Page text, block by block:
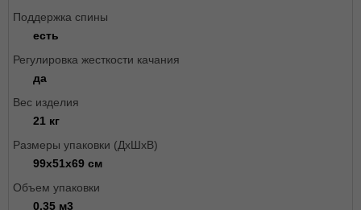
Поддержка спины
есть
Регулировка жесткости качания
да
Вес изделия
21 кг
Размеры упаковки (ДxШxВ)
99х51х69 см
Объем упаковки
0.35 м3